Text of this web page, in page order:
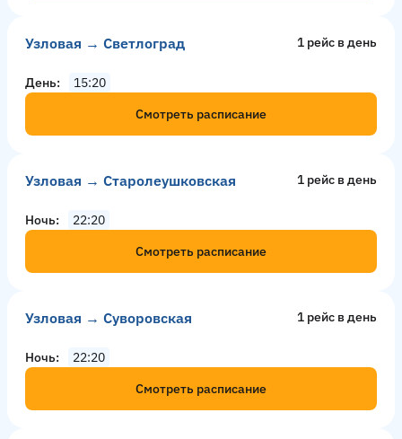
Узловая → Светлоград 1 рейс в день
День
15:20
Смотреть расписание
Узловая → Старолеушковская 1 рейс в день
Ночь
22:20
Смотреть расписание
Узловая → Суворовская 1 рейс в день
Ночь
22:20
Смотреть расписание